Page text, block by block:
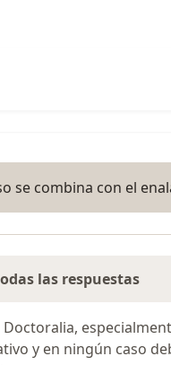
se combina con el
las respuestas
y en ningún caso